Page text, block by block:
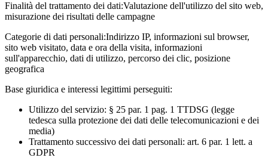
Finalità del trattamento dei dati:Valutazione dell'utilizzo del sito web,
misurazione dei risultati delle campagne
Categorie di dati personali:Indirizzo IP, informazioni sul browser,
sito web visitato, data e ora della visita, informazioni
sull'apparecchio, dati di utilizzo, percorso dei clic, posizione
geografica
Base giuridica e interessi legittimi perseguiti:
Utilizzo del servizio: § 25 par. 1 pag. 1 TTDSG (legge
tedesca sulla protezione dei dati delle telecomunicazioni e dei
media)
Trattamento successivo dei dati personali: art. 6 par. 1 lett. a
GDPR